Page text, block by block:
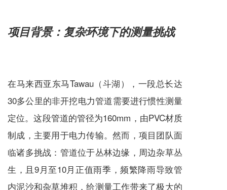
项目背景：复杂环境下的测量挑战
在马来西亚东马Tawau（斗湖），一段总长达
30多公里的非开挖电力管道需要进行惯性测量
定位。这段管道的管径为160mm，由PVC材质
制成，主要用于电力传输。然而，项目团队面
临诸多挑战：管道位于丛林边缘，周边杂草丛
生，且9月至10月正值雨季，频繁降雨导致管
内泥沙和杂草堆积，给测量工作带来了极大的